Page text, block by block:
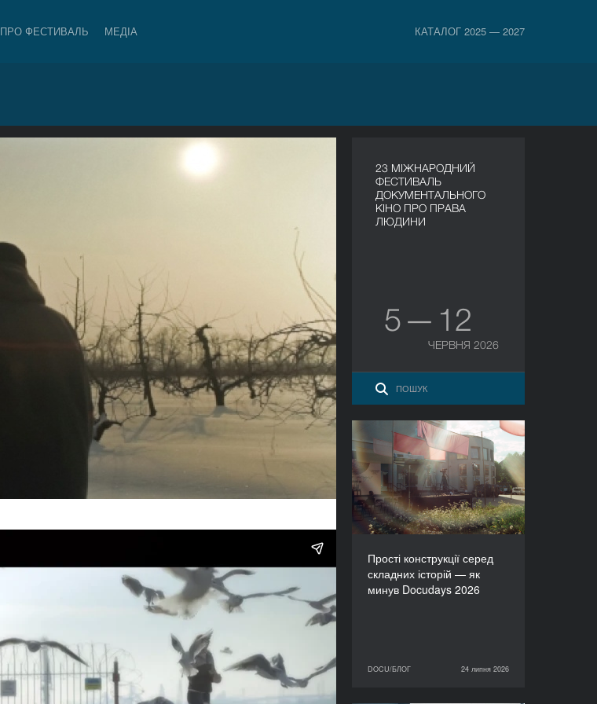
ПРО ФЕСТИВАЛЬ МЕДІА КАТАЛОГ 2025 — 2027
23 МІЖНАРОДНИЙ
ФЕСТИВАЛЬ
ДОКУМЕНТАЛЬНОГО
КІНО ПРО ПРАВА
ЛЮДИНИ
5 — 12
ЧЕРВНЯ 2026
Прості конструкції серед
складних історій — як
минув Docudays 2026
DOCU/БЛОГ 24 липня 2026
Прості конструкції серед
складних історій — як
минув Docudays 2026
DOCU/БЛОГ
24 липня 2026